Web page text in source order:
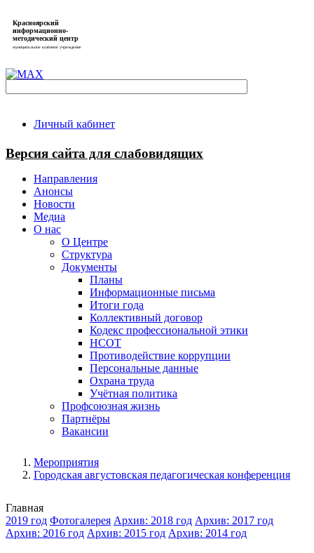
Красноярский
информационно-
методический центр
муниципальное казённое учреждение
Личный кабинет
Версия сайта для слабовидящих
Направления
Анонсы
Новости
Медиа
О нас
О Центре
Структура
Документы
Планы
Информационные письма
Итоги года
Коллективный договор
Кодекс профессиональной этики
НСОТ
Противодействие коррупции
Персональные данные
Охрана труда
Учётная политика
Профсоюзная жизнь
Партнёры
Вакансии
Мероприятия
Городская августовская педагогическая конференция
Главная
2019 год Фотогалерея Архив: 2018 год Архив: 2017 год
Архив: 2016 год Архив: 2015 год Архив: 2014 год